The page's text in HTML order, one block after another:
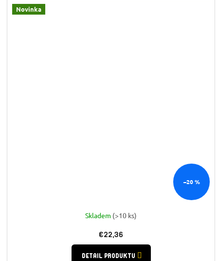
Novinka
–20 %
Skladem (>10 ks)
€22,36
DETAIL PRODUKTU